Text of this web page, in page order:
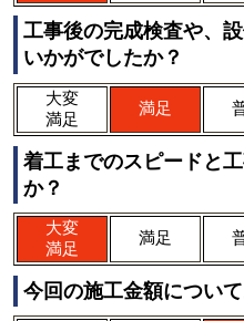
工事後の完成検査や、
いかがでしたか？
大変
満足
満足
着工までのスピードと
か？
大変
満足
満足
今回の施工金額につい